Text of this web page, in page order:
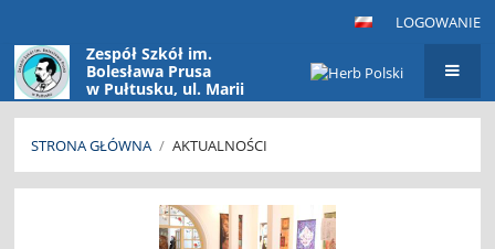
LOGOWANIE
Zespół Szkół im.
Bolesława Prusa
w Pułtusku, ul. Marii
Konopnickiej 9
06-100 Pułtusk
STRONA GŁÓWNA / AKTUALNOŚCI